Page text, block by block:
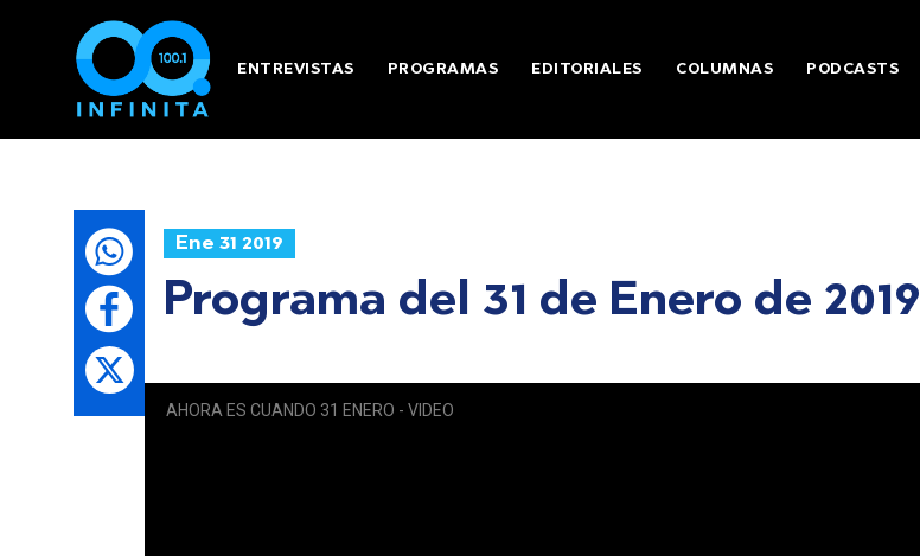
ENTREVISTAS PROGRAMAS EDITORIALES COLUMNAS PODCASTS
Ene 31 2019
Programa del 31 de Enero de 2019